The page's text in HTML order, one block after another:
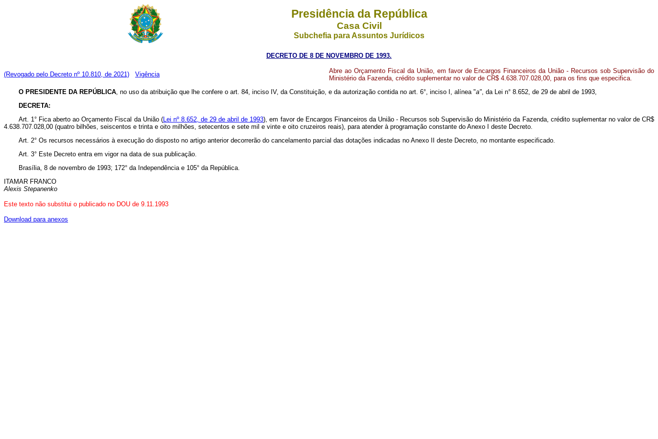
Presidência da República
Casa Civil
Subchefia para Assuntos Jurídicos
DECRETO DE 8 DE NOVEMBRO DE 1993.
(Revogado pelo Decreto nº 10.810, de 2021) Vigência
Abre ao Orçamento Fiscal da União, em favor de Encargos Financeiros da União - Recursos sob Supervisão do
Ministério da Fazenda, crédito suplementar no valor de CR$ 4.638.707.028,00, para os fins que especifica.
O PRESIDENTE DA REPÚBLICA, no uso da atribuição que lhe confere o art. 84, inciso IV, da Constituição, e da autorização contida no art. 6°, inciso I, alínea "a", da Lei n° 8.652, de 29 de abril de 1993,
DECRETA:
Art. 1° Fica aberto ao Orçamento Fiscal da União (Lei nº 8.652, de 29 de abril de 1993), em favor de Encargos Financeiros da União - Recursos sob Supervisão do Ministério da Fazenda, crédito suplementar no valor de CR$
4.638.707.028,00 (quatro bilhões, seiscentos e trinta e oito milhões, setecentos e sete mil e vinte e oito cruzeiros reais), para atender à programação constante do Anexo I deste Decreto.
Art. 2° Os recursos necessários à execução do disposto no artigo anterior decorrerão do cancelamento parcial das dotações indicadas no Anexo II deste Decreto, no montante especificado.
Art. 3° Este Decreto entra em vigor na data de sua publicação.
Brasília, 8 de novembro de 1993; 172° da Independência e 105° da República.
ITAMAR FRANCO
Alexis Stepanenko
Este texto não substitui o publicado no DOU de 9.11.1993
Download para anexos